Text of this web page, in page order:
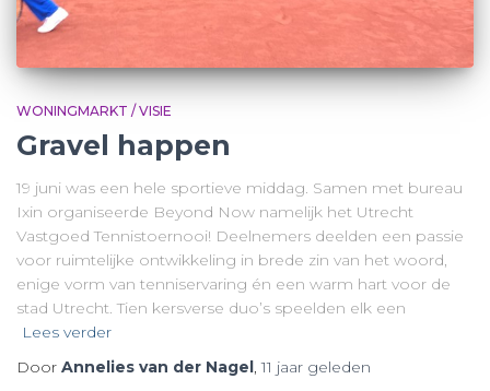
WONINGMARKT / VISIE
Gravel happen
19 juni was een hele sportieve middag. Samen met bureau
Ixin organiseerde Beyond Now namelijk het Utrecht
Vastgoed Tennistoernooi! Deelnemers deelden een passie
voor ruimtelijke ontwikkeling in brede zin van het woord,
enige vorm van tenniservaring én een warm hart voor de
stad Utrecht. Tien kersverse duo’s speelden elk een
Lees verder
Door Annelies van der Nagel,11 jaar geleden